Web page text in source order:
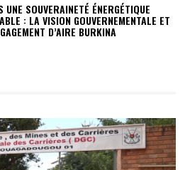
UNE SOUVERAINETÉ ÉNERGÉTIQUE
: LA VISION GOUVERNEMENTALE ET
D’AIRE BURKINA